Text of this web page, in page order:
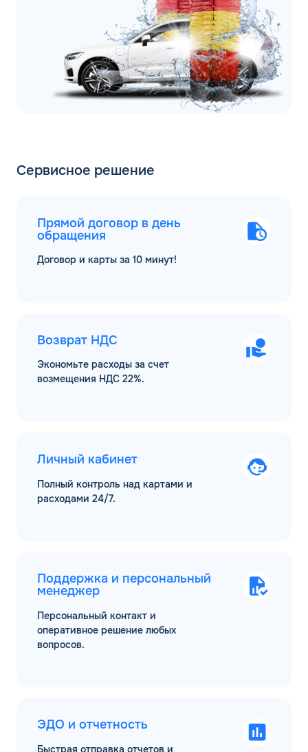
Сервисное решение
Прямой договор в день
обращения
Договор и карты за 10 минут!
Возврат НДС
Экономьте расходы за счет
возмещения НДС 22%.
Личный кабинет
Полный контроль над картами и
расходами 24/7.
Поддержка и персональный
менеджер
Персональный контакт и
оперативное решение любых
вопросов.
ЭДО и отчетность
Быстрая отправка отчетов и